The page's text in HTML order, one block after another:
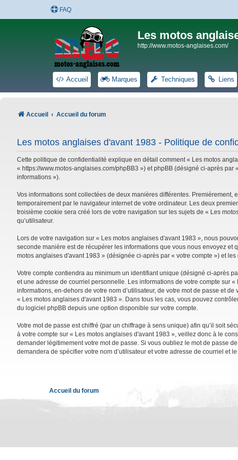
FAQ
Les motos
http://www.motos-anglaises.com/
Accueil Marques Techniques Liens
Accueil Accueil du forum
Les motos anglaises d'avant 1983 - Politique de
Cette politique de confidentialité explique en détail comment « Les motos
« https://www.motos-anglaises.com/phpBB3 ») et phpBB (désigné ci-après
informations »).
Vos informations sont collectées de deux manières différentes.
temporairement par le navigateur internet de votre ordinateur. Les deux
troisième cookie sera créé lors de votre navigation sur les sujets de « Les
qu’utilisateur.
Lors de votre navigation sur « Les motos anglaises d'avant 1983 », nous
seconde manière est de récupérer les informations que vous nous envoyez
motos anglaises d'avant 1983 » (désignée ci-après par « votre compte ») et
Votre compte contiendra au minimum un identifiant unique (désigné ci-après
et une adresse de courriel personnelle. Les informations de votre compte sur
informations, en-dehors de votre nom d’utilisateur, de votre mot de passe et
« Les motos anglaises d'avant 1983 ». Dans tous les cas, vous pouvez
du logiciel phpBB depuis une option disponible sur votre compte.
Votre mot de passe est chiffré (par un chiffrage à sens unique) afin qu’il soit
à votre compte sur « Les motos anglaises d'avant 1983 », veillez donc à le
demander légitimement votre mot de passe. Si vous oubliez le mot de passe
demandera de spécifier votre nom d’utilisateur et votre adresse de courriel
Accueil du forum